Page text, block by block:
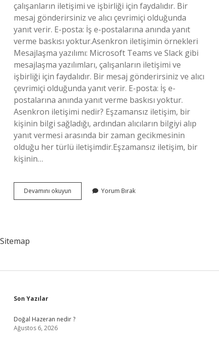
çalışanların iletişimi ve işbirliği için faydalıdır. Bir
mesaj gönderirsiniz ve alıcı çevrimiçi olduğunda
yanıt verir. E-posta: İş e-postalarına anında yanıt
verme baskısı yoktur.Asenkron iletişimin örnekleri
Mesajlaşma yazılımı: Microsoft Teams ve Slack gibi
mesajlaşma yazılımları, çalışanların iletişimi ve
işbirliği için faydalıdır. Bir mesaj gönderirsiniz ve alıcı
çevrimiçi olduğunda yanıt verir. E-posta: İş e-
postalarına anında yanıt verme baskısı yoktur.
Asenkron iletişimi nedir? Eşzamansız iletişim, bir
kişinin bilgi sağladığı, ardından alıcıların bilgiyi alıp
yanıt vermesi arasında bir zaman gecikmesinin
olduğu her türlü iletişimdir.Eşzamansız iletişim, bir
kişinin…
Devamını okuyun Asenkron
Iletişim
Yorum Bırak
Sitemap
Sidebar
Son Yazılar
Doğal Hazeran nedir ?
Ağustos 6, 2026